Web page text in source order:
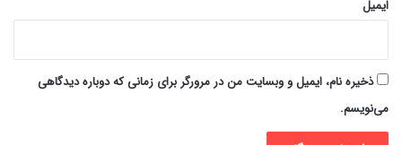
ایمیل
ذخیره نام، ایمیل و وبسایت من در مرورگر برای زمانی که دوباره دیدگاهی
می‌نویسم.